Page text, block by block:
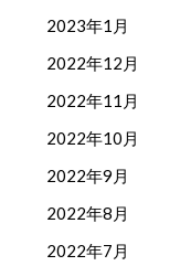
2023年1月
2022年12月
2022年11月
2022年10月
2022年9月
2022年8月
2022年7月